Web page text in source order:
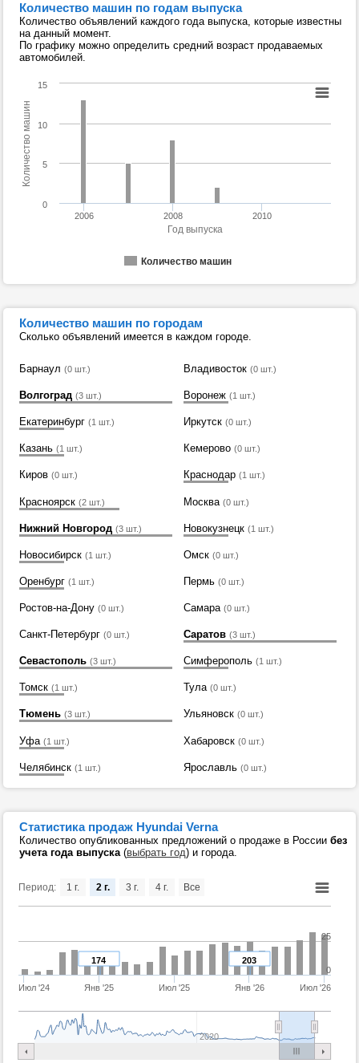
Количество машин по годам выпуска
Количество объявлений каждого года выпуска, которые известны
на данный момент.
По графику можно определить средний возраст продаваемых
автомобилей.
Год выпуска
Количество машин
Количество машин
2006 2008 2010
0
5
10
15
Количество машин по городам
Сколько объявлений имеется в каждом городе.
Барнаул (0 шт.) Владивосток (0 шт.)
Волгоград (3 шт.) Воронеж (1 шт.)
Екатеринбург (1 шт.) Иркутск (0 шт.)
Казань (1 шт.) Кемерово (0 шт.)
Киров (0 шт.) Краснодар (1 шт.)
Красноярск (2 шт.) Москва (0 шт.)
Нижний Новгород (3 шт.) Новокузнецк (1 шт.)
Новосибирск (1 шт.) Омск (0 шт.)
Оренбург (1 шт.) Пермь (0 шт.)
Ростов-на-Дону (0 шт.) Самара (0 шт.)
Санкт-Петербург (0 шт.) Саратов (3 шт.)
Севастополь (3 шт.) Симферополь (1 шт.)
Томск (1 шт.) Тула (0 шт.)
Тюмень (3 шт.) Ульяновск (0 шт.)
Уфа (1 шт.) Хабаровск (0 шт.)
Челябинск (1 шт.) Ярославль (0 шт.)
Статистика продаж Hyundai Verna
Количество опубликованных предложений о продаже в России без
учета года выпуска(выбрать год) и города.
Период:
203
174
Июл '24 Янв '25 Июл '25 Янв '26 Июл '26
2020
0
25
1 г. 2 г. 3 г. 4 г. Все